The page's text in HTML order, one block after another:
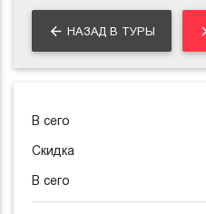
НАЗАД В ТУРЫ
В сего
Скидка
В сего